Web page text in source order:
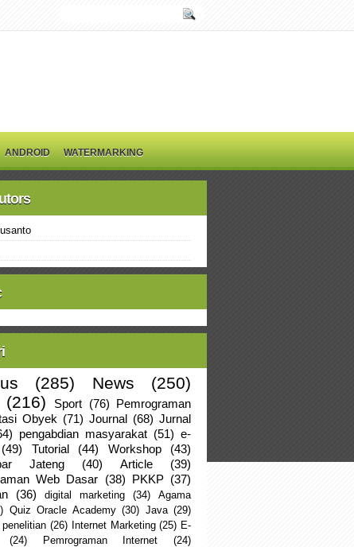
ANDROID WATERMARKING
(285) News
(250)
(216) Sport (76) Pemrograman
Obyek (71) Journal (68) Jurnal
pengabdian masyarakat (51) e-
(49) Tutorial (44) Workshop
(43)
Jateng
(40) Article
(39)
Web Dasar (38) PKKP (37)
(36) digital marketing (34)
Agama
Quiz Oracle Academy (30) Java (29)
penelitian (26) Internet Marketing (25) E-
(24) Pemrograman Internet
(24)